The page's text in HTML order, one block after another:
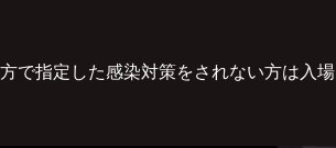
で指定した感染対策をされない方は入場